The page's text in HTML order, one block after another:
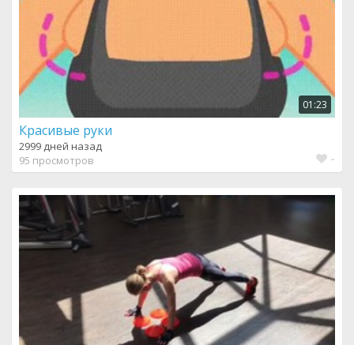
01:23
Красивые руки
2999 дней назад
95 просмотров
-